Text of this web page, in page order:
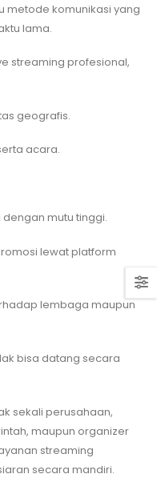
metode komunikasi yang
lama.
streaming profesional,
geografis.
acara.
mutu tinggi.
lewat platform
lembaga maupun
bisa datang secara
sekali perusahaan,
maupun organizer
streaming
secara mandiri.